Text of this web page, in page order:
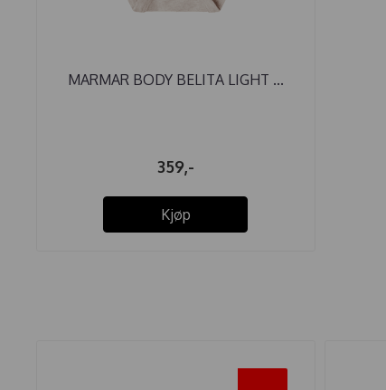
MARMAR BODY BELITA LIGHT ...
359,-
Kjøp